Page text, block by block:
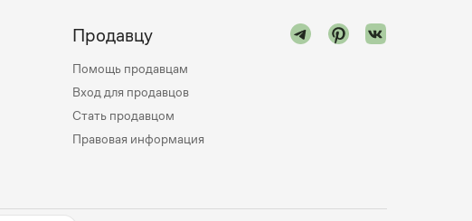
Продавцу
Помощь продавцам
Вход для продавцов
Стать продавцом
Правовая информация